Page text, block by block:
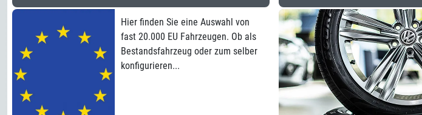
Hier finden Sie eine Auswahl von
fast 20.000 EU Fahrzeugen. Ob als
Bestandsfahrzeug oder zum selber
konfigurieren...